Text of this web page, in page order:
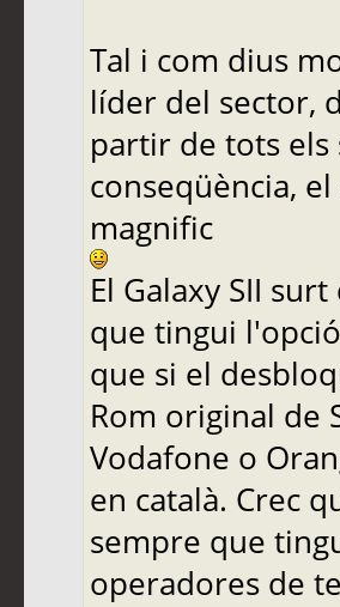
Tal i com dius
líder del sector,
partir de tots els
conseqüència,
magnific
El Galaxy SII
que tingui
que si el
Rom original de
Vodafone o
en català. Crec
sempre que
operadores de